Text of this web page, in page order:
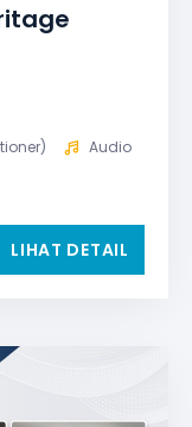
Audio
LIHAT DETAIL